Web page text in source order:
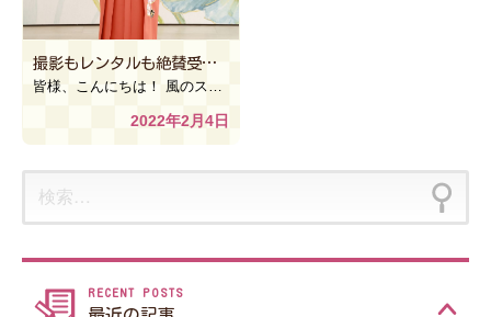
撮影もレンタルも絶賛受付中！！☆卒業袴☆【風のスタジオ fantasy イオンモール上尾店】
2022年2月4日